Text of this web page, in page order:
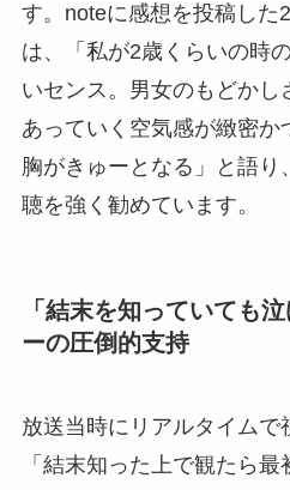
す。noteに感想を投稿した
は、「私が2歳くらいの時
いセンス。男女のもどかし
あっていく空気感が緻密か
胸がきゅーとなる」と語り
聴を強く勧めています。
「結末を知っていても
ーの圧倒的支持
放送当時にリアルタイムで
「結末知った上で観たら